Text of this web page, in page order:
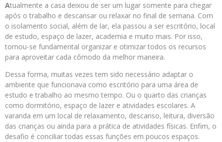
Atualmente a casa deixou de ser um lugar somente para chegar
após o trabalho e descansar ou relaxar no final de semana. Com
o isolamento social, além de lar, ela passou a ser escritório, local
de estudo, espaço de lazer, academia e muito mais. Por isso,
tornou-se fundamental organizar e otimizar todos os recursos
para aproveitar cada cômodo da melhor maneira.
Dessa forma, muitas vezes tem sido necessário adaptar o
ambiente que funcionava como escritório para uma área de
estudo e trabalho ao mesmo tempo. Ou o quarto das crianças
como dormitório, espaço de lazer e atividades escolares. A
varanda em um local de relaxamento, descanso, leitura, diversão
das crianças ou ainda para a prática de atividades físicas. Enfim, o
desafio é conciliar todas essas funções em poucos espaços.